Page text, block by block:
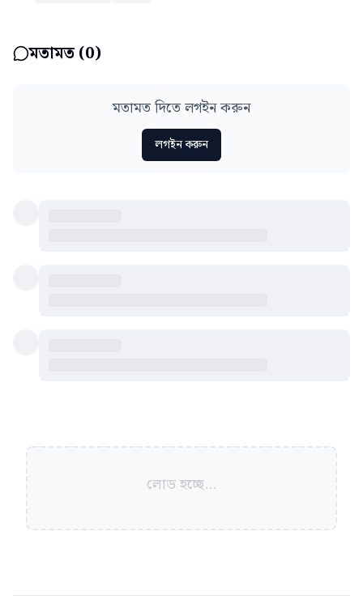
মতামত (0)
মতামত দিতে লগইন করুন
লগইন করুন
লোড হচ্ছে...